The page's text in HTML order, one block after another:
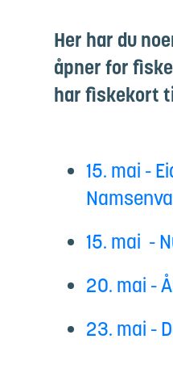
Her har du
åpner for
har fiskekort
15. mai -
15. mai -
20. mai -
23. mai -